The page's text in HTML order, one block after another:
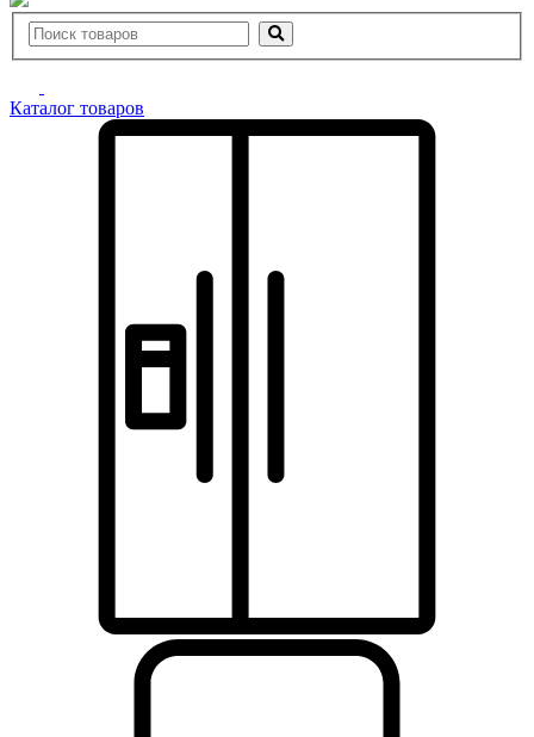
Каталог товаров